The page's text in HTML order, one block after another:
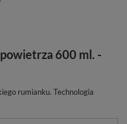
600 ml. -
rumianku. Technologia